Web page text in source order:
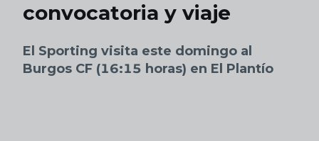
convocatoria y viaje
El Sporting visita este domingo al
Burgos CF (16:15 horas) en El Plantío